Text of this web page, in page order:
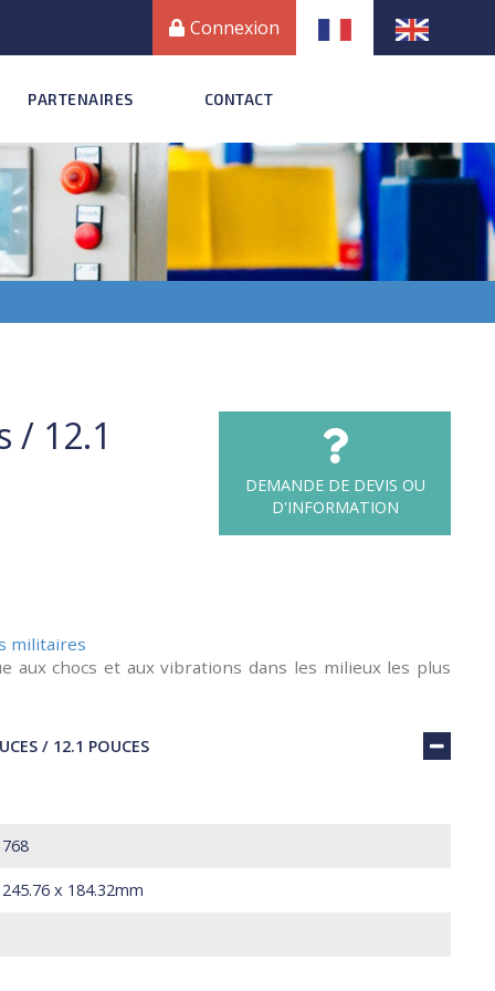
Connexion
PARTENAIRES CONTACT
/ 12.1
DEMANDE DE DEVIS OU
D'INFORMATION
militaires
aux chocs et aux vibrations dans les milieux les plus
/ 12.1 POUCES
x 184.32mm